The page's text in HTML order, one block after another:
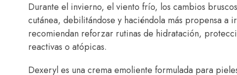
Durante el invierno, el viento frío, los cambios
cutánea, debilitándose y haciéndola más propensa a
recomiendan reforzar rutinas de hidratación,
reactivas o atópicas.
Dexeryl es una crema emoliente formulada para